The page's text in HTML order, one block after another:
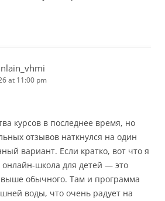
at 11:00 pm
курсов в последнее время, но
отзывов наткнулся на один
вариант. Если кратко, вот что я
школа для детей — это
обычного. Там и программа
воды, что очень радует на